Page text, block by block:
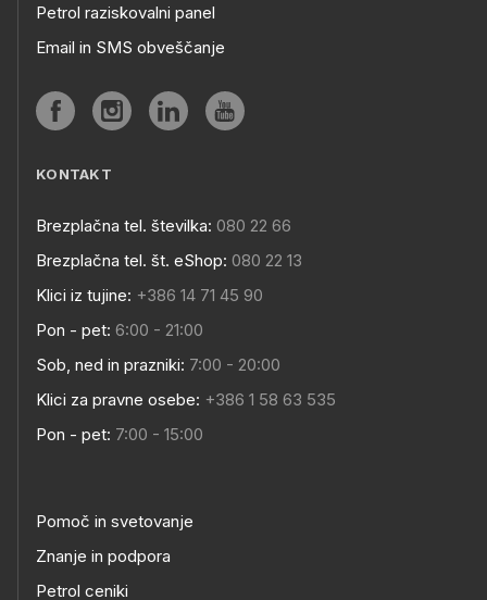
Petrol raziskovalni panel
Email in SMS obveščanje
KONTAKT
Brezplačna tel. številka: 080 22 66
Brezplačna tel. št. eShop: 080 22 13
Klici iz tujine: +386 14 71 45 90
Pon - pet: 6:00 - 21:00
Sob, ned in prazniki: 7:00 - 20:00
Klici za pravne osebe: +386 1 58 63 535
Pon - pet: 7:00 - 15:00
Pomoč in svetovanje
Znanje in podpora
Petrol ceniki